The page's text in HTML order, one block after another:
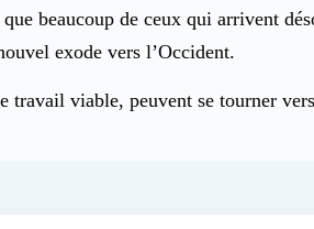
beaucoup de ceux qui arrivent
exode vers l’Occident.
travail viable, peuvent se tourner